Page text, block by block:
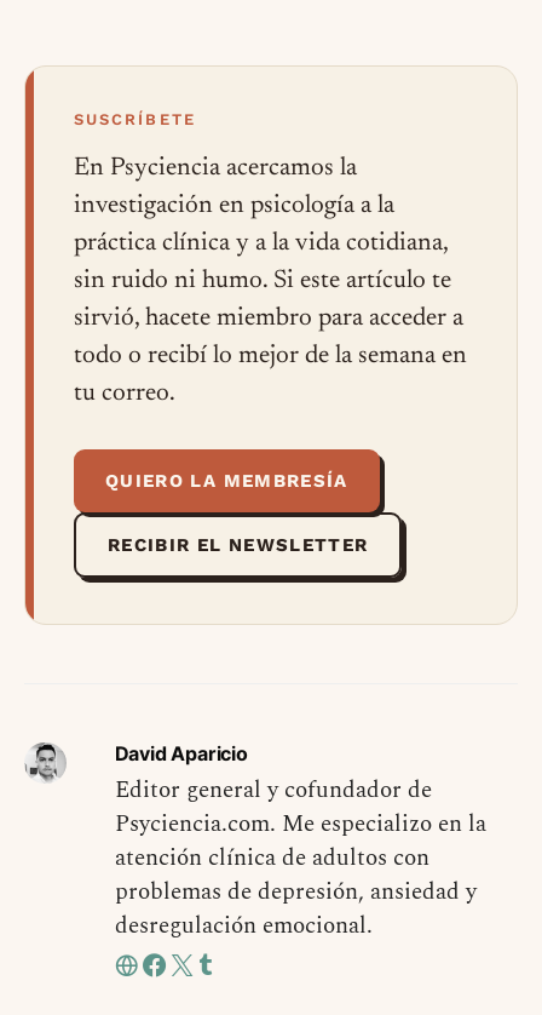
SUSCRÍBETE
En Psyciencia acercamos la
investigación en psicología a la
práctica clínica y a la vida cotidiana,
sin ruido ni humo. Si este artículo te
sirvió, hacete miembro para acceder a
todo o recibí lo mejor de la semana en
tu correo.
QUIERO LA MEMBRESÍA
RECIBIR EL NEWSLETTER
David Aparicio
Editor general y cofundador de
Psyciencia.com. Me especializo en la
atención clínica de adultos con
problemas de depresión, ansiedad y
desregulación emocional.